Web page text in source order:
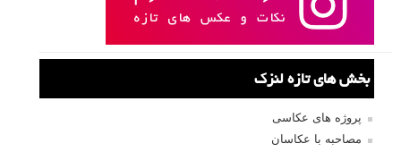
بخش های تازه لنزک
پروژه های عکاسی
مصاحبه با عکاسان